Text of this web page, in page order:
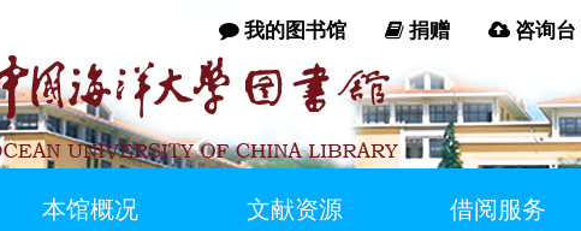
我的图书馆 捐赠 咨询台
本馆概况 文献资源 借阅服务